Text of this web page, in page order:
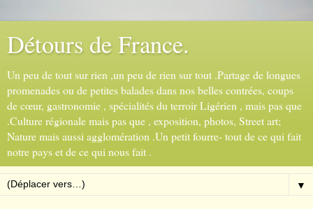
Détours de France.
Un peu de tout sur rien ,un peu de rien sur tout .Partage de longues
promenades ou de petites balades dans nos belles contrées, coups
de cœur, gastronomie , spécialités du terroir Ligérien , mais pas que
.Culture régionale mais pas que , exposition, photos, Street art;
Nature mais aussi agglomération .Un petit fourre- tout de ce qui fait
notre pays et de ce qui nous fait .
▼